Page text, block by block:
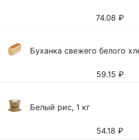
74.08 ₽
Буханка свежего белого
59.15 ₽
Белый рис, 1 кг
54.18 ₽